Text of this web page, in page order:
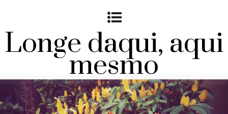
Longe daqui, aqui
mesmo